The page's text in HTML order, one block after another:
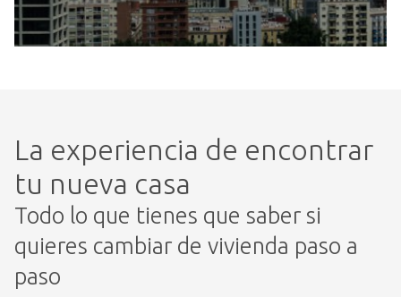
La experiencia de encontrar
tu nueva casa
Todo lo que tienes que saber si
quieres cambiar de vivienda paso a
paso